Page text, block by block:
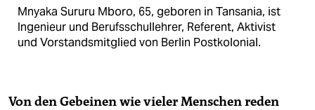
Mnyaka Sururu Mboro, 65, geboren in Tansania, ist
Ingenieur und Berufsschullehrer, Referent, Aktivist
und Vorstandsmitglied von Berlin Postkolonial.
Von den Gebeinen wie vieler Menschen reden